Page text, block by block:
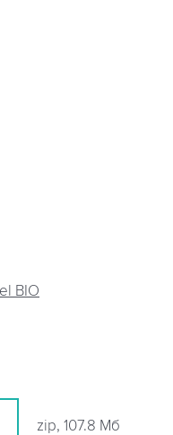
BIO
zip, 107.8 Мб